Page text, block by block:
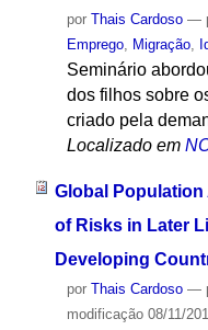
por Thais Cardoso —
Emprego, Migração,
Seminário
dos filhos sobre
criado pela
Localizado em
Global
of Risks in Later
Developing
por Thais Cardoso —
modificação08/11/